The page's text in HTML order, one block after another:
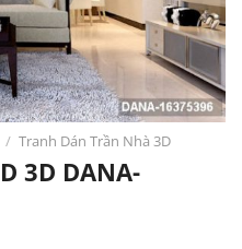
/ Tranh Dán Trần Nhà 3D
3D DANA-